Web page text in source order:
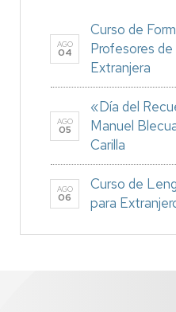
AGO
04
Curso de
Profesores
Extranjera
AGO
05
«Día del
Manuel
Carilla
AGO
06
Curso de
para